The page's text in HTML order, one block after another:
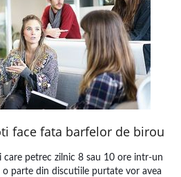
face fata barfelor de birou
care petrec zilnic 8 sau 10 ore intr-un
parte din discutiile purtate vor avea